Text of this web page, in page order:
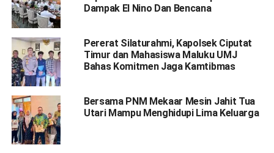
Dampak El Nino Dan Bencana
Pererat Silaturahmi, Kapolsek Ciputat
Timur dan Mahasiswa Maluku UMJ
Bahas Komitmen Jaga Kamtibmas
Bersama PNM Mekaar Mesin Jahit Tua
Utari Mampu Menghidupi Lima Keluarga